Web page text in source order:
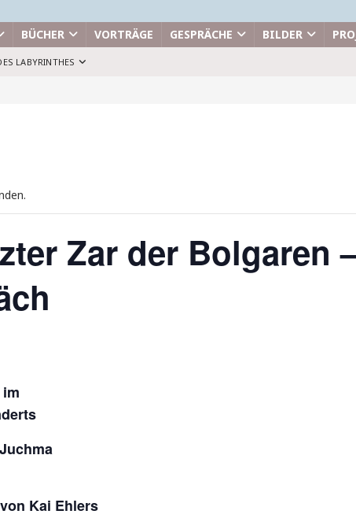
BÜCHER VORTRÄGE GESPRÄCHE BILDER
LABYRINTHES
Zar der Bolgaren
Kai Ehlers